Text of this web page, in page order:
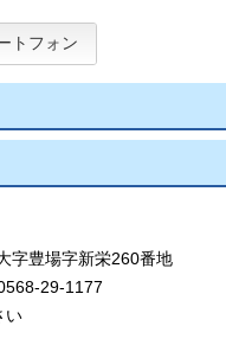
トフォン
字豊場字新栄260番地
29-1177
い